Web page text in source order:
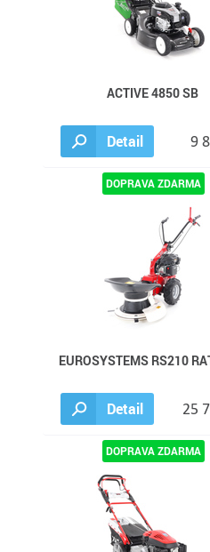
ACTIVE 4850 SB
Detail 9
EUROSYSTEMS RS210
Detail 25